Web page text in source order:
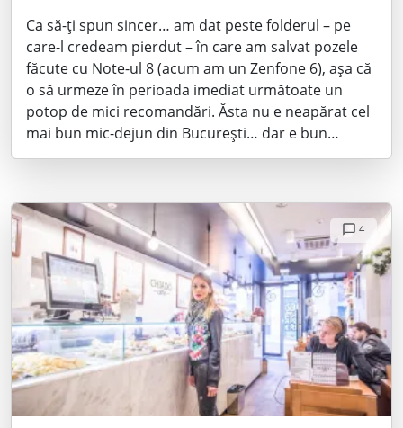
Ca să-ți spun sincer… am dat peste folderul – pe
care-l credeam pierdut – în care am salvat pozele
făcute cu Note-ul 8 (acum am un Zenfone 6), așa că
o să urmeze în perioada imediat următoate un
potop de mici recomandări. Ăsta nu e neapărat cel
mai bun mic-dejun din București… dar e bun…
4